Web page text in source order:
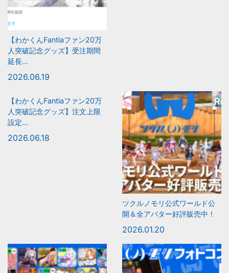
【わかくんFantiaファン20万
人突破記念グッズ】受注期間
延長...
2026.06.19
【わかくんFantiaファン20万
人突破記念グッズ】注文上限
設定...
2026.06.18
ツクルノモリ公式ワールド公
開＆全アバター好評販売中！
2026.01.20